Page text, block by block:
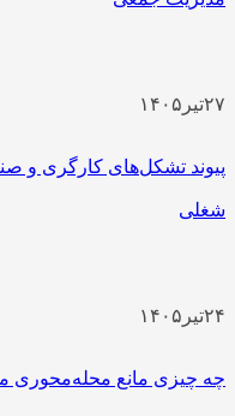
۲۷تیر ۱۴۰۵
پیوند تشکل‌های کارگری و
شغلی
۲۴تیر ۱۴۰۵
چه چیزی مانع محله‌محوری